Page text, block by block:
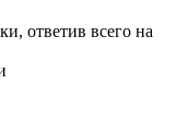
ответив всего на